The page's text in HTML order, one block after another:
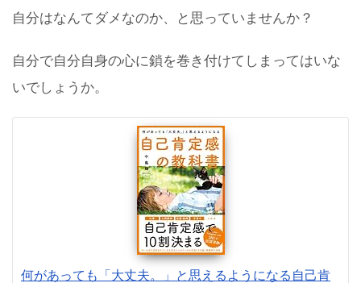
自分はなんてダメなのか、と思っていませんか？
自分で自分自身の心に鎖を巻き付けてしまってはいな
いでしょうか。
何があっても「大丈夫。」と思えるようになる自己肯